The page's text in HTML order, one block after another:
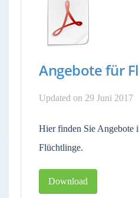
Angebote für
Updated on 29 Juni 2017
Hier finden Sie Angebote
Flüchtlinge.
Download